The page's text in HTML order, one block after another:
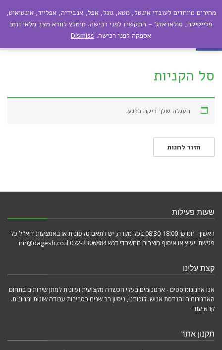
פתח סרגל נגישות
תפריט
סל הקניות
העגלה שלך ריקה כרגע.
חזור לחנות
שעות פעילות
ראשון - חמישי 08:30-18:00 בכל מקרה, יש לתאם טלפונית או באמצעות דוא"ל כל
פגישת ייעוץ או איסוף מוצרים ממשרדי דגש 072-2306884 nir@dagesh.co.il
קצת עלינו
אנו ארגונומיסטים - ארגונומים בעלי הכשרה מקצועית ועיונית למתן שירותים בתחום
הארגונומיה והנדסת אנוש. לזכותנו, ניסיון רב שנים בסביבות עבודה שונות ומגוונות.
קרא עוד
תקנון אתר
מחירים מיוחדים לעובדי אינטל, מטא, גוגל, אפל, אנבידיה, אפלייד, אינטואיט,
פלייטיקה, סולאראדג' - התקשרו לפני רכישה. מומלץ לוודא מצב מלאי וזמן
אספקה לפני רכישה. Dismiss